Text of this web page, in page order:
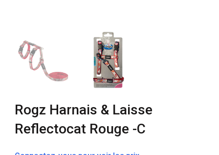
Rogz Harnais & Laisse
Reflectocat Rouge -C